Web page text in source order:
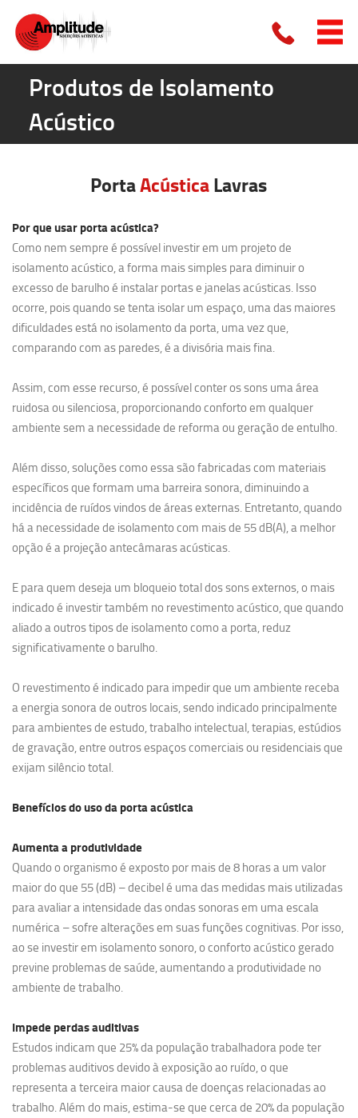
Produtos de Isolamento
Acústico
PortaAcústicaLavras
Por que usar porta acústica?
Como nem sempre é possível investir em um projeto de
isolamento acústico, a forma mais simples para diminuir o
excesso de barulho é instalar portas e janelas acústicas. Isso
ocorre, pois quando se tenta isolar um espaço, uma das maiores
dificuldades está no isolamento da porta, uma vez que,
comparando com as paredes, é a divisória mais fina.
Assim, com esse recurso, é possível conter os sons uma área
ruidosa ou silenciosa, proporcionando conforto em qualquer
ambiente sem a necessidade de reforma ou geração de entulho.
Além disso, soluções como essa são fabricadas com materiais
específicos que formam uma barreira sonora, diminuindo a
incidência de ruídos vindos de áreas externas. Entretanto, quando
há a necessidade de isolamento com mais de 55 dB(A), a melhor
opção é a projeção antecâmaras acústicas.
E para quem deseja um bloqueio total dos sons externos, o mais
indicado é investir também no revestimento acústico, que quando
aliado a outros tipos de isolamento como a porta, reduz
significativamente o barulho.
O revestimento é indicado para impedir que um ambiente receba
a energia sonora de outros locais, sendo indicado principalmente
para ambientes de estudo, trabalho intelectual, terapias, estúdios
de gravação, entre outros espaços comerciais ou residenciais que
exijam silêncio total.
Benefícios do uso da porta acústica
Aumenta a produtividade
Quando o organismo é exposto por mais de 8 horas a um valor
maior do que 55 (dB) – decibel é uma das medidas mais utilizadas
para avaliar a intensidade das ondas sonoras em uma escala
numérica – sofre alterações em suas funções cognitivas. Por isso,
ao se investir em isolamento sonoro, o conforto acústico gerado
previne problemas de saúde, aumentando a produtividade no
ambiente de trabalho.
Impede perdas auditivas
Estudos indicam que 25% da população trabalhadora pode ter
problemas auditivos devido à exposição ao ruído, o que
representa a terceira maior causa de doenças relacionadas ao
trabalho. Além do mais, estima-se que cerca de 20% da população